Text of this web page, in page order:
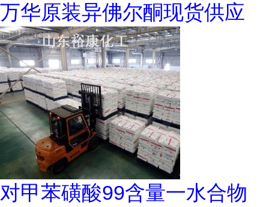
万华原装异佛尔酮现货供应
对甲苯磺酸99含量一水合物